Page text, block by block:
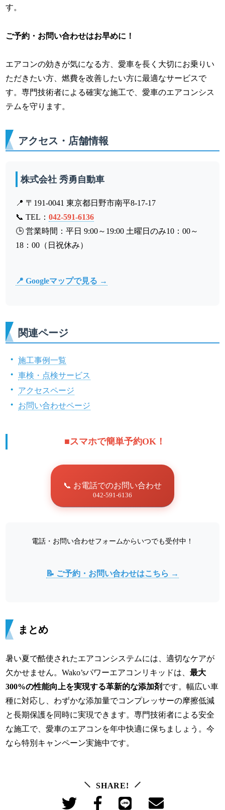
す。
ご予約・お問い合わせはお早めに！
エアコンの効きが気になる方、愛車を長く大切にお乗りい
ただきたい方、燃費を改善したい方に最適なサービスで
す。専門技術者による確実な施工で、愛車のエアコンシス
テムを守ります。
アクセス・店舗情報
株式会社 秀勇自動車
📍 〒191-0041 東京都日野市南平8-17-17
📞 TEL：042-591-6136
🕒 営業時間：平日 9:00～19:00 土曜日のみ10：00～
18：00（日祝休み）
📍 Googleマップで見る →
関連ページ
施工事例一覧
車検・点検サービス
アクセスページ
お問い合わせページ
■スマホで簡単予約OK！
📞 お電話でのお問い合わせ
042-591-6136
電話・お問い合わせフォームからいつでも受付中！
📝 ご予約・お問い合わせはこちら →
まとめ
暑い夏で酷使されたエアコンシステムには、適切なケアが
欠かせません。Wako’sパワーエアコンリキッドは、最大
300%の性能向上を実現する革新的な添加剤 です。幅広い車
種に対応し、わずかな添加量でコンプレッサーの摩擦低減
と長期保護を同時に実現できます。専門技術者による安全
な施工で、愛車のエアコンを年中快適に保ちましょう。今
なら特別キャンペーン実施中です。
SHARE!